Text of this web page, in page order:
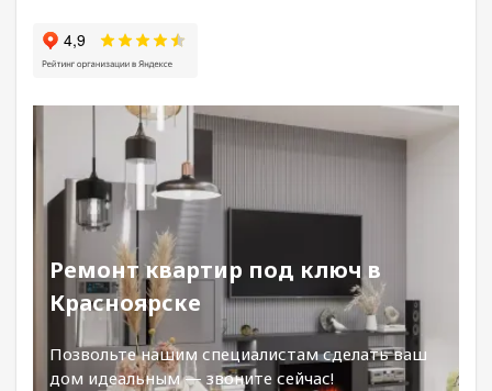
Ремонт квартир под ключ в
Красноярске
Позвольте нашим специалистам сделать ваш
дом идеальным — звоните сейчас!